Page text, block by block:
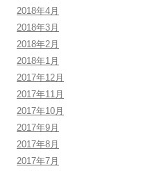
2018年4月
2018年3月
2018年2月
2018年1月
2017年12月
2017年11月
2017年10月
2017年9月
2017年8月
2017年7月